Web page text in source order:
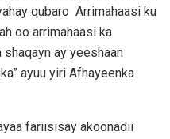
qubaro Arrimahaasi ku
oo arrimahaasi ka
ay yeeshaan
ayuu yiri Afhayeenka
fariisisay akoonadii